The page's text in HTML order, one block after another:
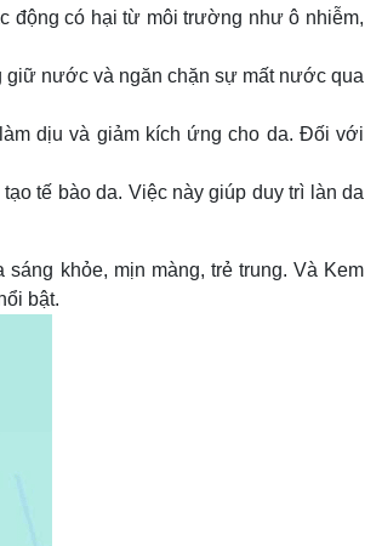
động có hại từ môi trường như ô nhiễm,
giữ nước và ngăn chặn sự mất nước qua
dịu và giảm kích ứng cho da. Đối với
tế bào da. Việc này giúp duy trì làn da
khỏe, mịn màng, trẻ trung. Và Kem
bật.